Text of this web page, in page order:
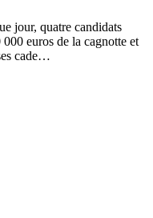
jour, quatre candidats
euros de la cagnotte et
cade…